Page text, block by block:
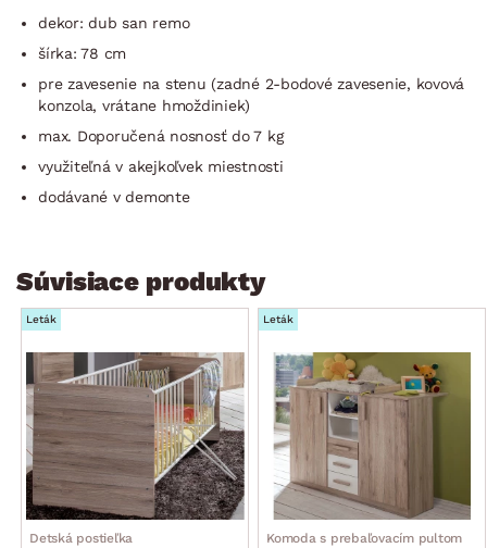
dekor: dub san remo
šírka: 78 cm
pre zavesenie na stenu (zadné 2-bodové zavesenie, kovová
konzola, vrátane hmoždiniek)
max. Doporučená nosnosť do 7 kg
využiteľná v akejkoľvek miestnosti
dodávané v demonte
Súvisiace produkty
Leták
Detská postieľka
Leták
Komoda s prebaľovacím pultom